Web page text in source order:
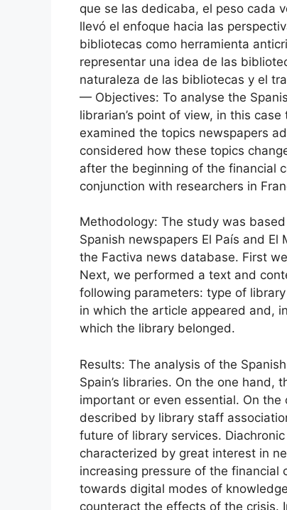
que se las dedicaba, el peso cada
llevó el enfoque hacia las
bibliotecas como herramienta
representar una idea de las
naturaleza de las bibliotecas y el
— Objectives: To analyse the
librarian’s point of view, in this
examined the topics newspapers
considered how these topics
after the beginning of the financial
conjunction with researchers in
Methodology: The study was
Spanish newspapers El País and
the Factiva news database. First
Next, we performed a text and
following parameters: type of
in which the article appeared and,
which the library belonged.
Results: The analysis of the
Spain’s libraries. On the one hand,
important or even essential. On
described by library staff
future of library services.
characterized by great interest in
increasing pressure of the
towards digital modes of
counteract the effects of the crisis.